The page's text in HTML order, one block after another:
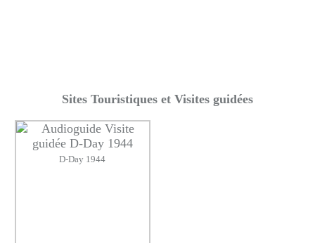
Sites Touristiques et Visites guidées
D-Day 1944